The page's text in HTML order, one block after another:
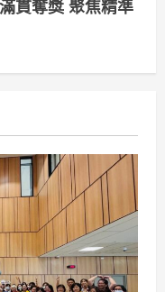
貫奪獎 聚焦精準